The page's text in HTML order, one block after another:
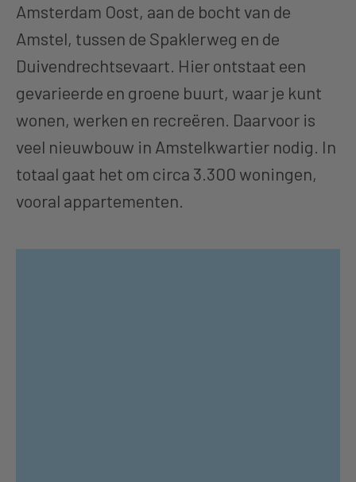
Amsterdam Oost, aan de bocht van de
Amstel, tussen de Spaklerweg en de
Duivendrechtsevaart. Hier ontstaat een
gevarieerde en groene buurt, waar je kunt
wonen, werken en recreëren. Daarvoor is
veel nieuwbouw in Amstelkwartier nodig. In
totaal gaat het om circa 3.300 woningen,
vooral appartementen.